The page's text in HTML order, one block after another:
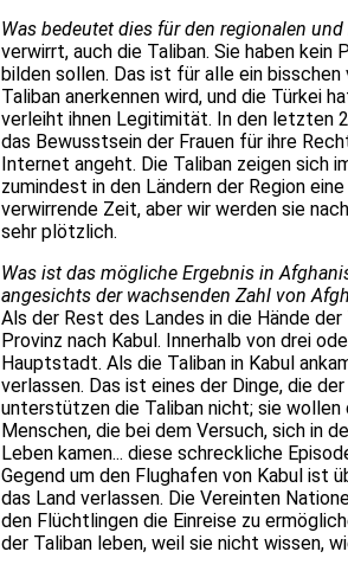
Was bedeutet dies für den regionalen
verwirrt, auch die Taliban. Sie haben kein
bilden sollen. Das ist für alle ein
Taliban anerkennen wird, und die Türkei
verleiht ihnen Legitimität. In den letzten
das Bewusstsein der Frauen für ihre
Internet angeht. Die Taliban zeigen sich
zumindest in den Ländern der Region
verwirrende Zeit, aber wir werden sie
sehr plötzlich.
Was ist das mögliche Ergebnis in
angesichts der wachsenden Zahl von
Als der Rest des Landes in die Hände
Provinz nach Kabul. Innerhalb von drei
Hauptstadt. Als die Taliban in Kabul
verlassen. Das ist eines der Dinge, die
unterstützen die Taliban nicht; sie wollen
Menschen, die bei dem Versuch, sich in
Leben kamen... diese schreckliche
Gegend um den Flughafen von Kabul ist
das Land verlassen. Die Vereinten
den Flüchtlingen die Einreise zu
der Taliban leben, weil sie nicht wissen,